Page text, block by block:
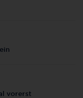
vorerst